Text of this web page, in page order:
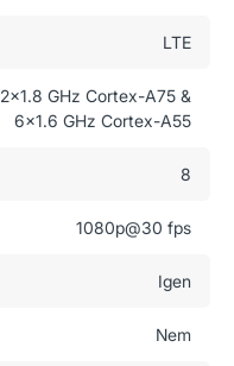
LTE
2x1.8 GHz Cortex-A75 &
6x1.6 GHz Cortex-A55
8
1080p@30 fps
Igen
Nem